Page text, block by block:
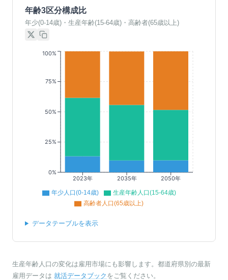
年齢3区分構成比
年少(0-14歳)・生産年齢(15-64歳)・高齢者(65歳以上)
2023年 2035年 2050年
0%
25%
50%
75%
100%
年少人口(0-14歳)
生産年齢人口(15-64歳)
高齢者人口(65歳以上)
データテーブルを表示
生産年齢人口の変化は雇用市場にも影響します。都道府県別の最新
雇用データは 就活データブック をご覧ください。